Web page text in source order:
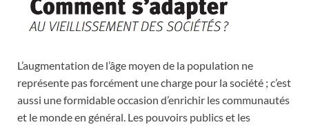
L’augmentation de l’âge moyen de la population ne
représente pas forcément une charge pour la société ; c’est
aussi une formidable occasion d’enrichir les communautés
et le monde en général. Les pouvoirs publics et les